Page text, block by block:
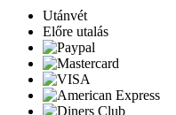
Utánvét
Előre utalás